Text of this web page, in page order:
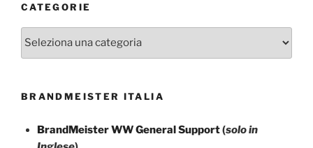
CATEGORIE
Categorie
BRANDMEISTER ITALIA
BrandMeister WW General Support(solo in